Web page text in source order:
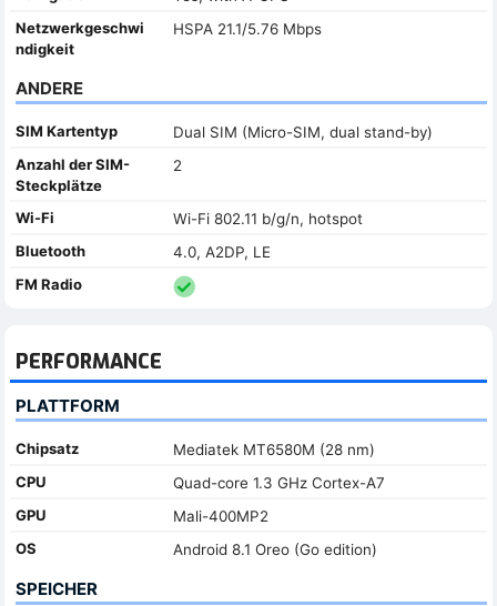
Netzwerkgeschwi
ndigkeit
HSPA 21.1/5.76 Mbps
ANDERE
SIM Kartentyp
Dual SIM (Micro-SIM, dual stand-by)
Anzahl der SIM-
Steckplätze
2
Wi-Fi
Wi-Fi 802.11 b/g/n, hotspot
Bluetooth
4.0, A2DP, LE
FM Radio
PERFORMANCE
PLATTFORM
Chipsatz
Mediatek MT6580M (28 nm)
CPU
Quad-core 1.3 GHz Cortex-A7
GPU
Mali-400MP2
OS
Android 8.1 Oreo (Go edition)
SPEICHER